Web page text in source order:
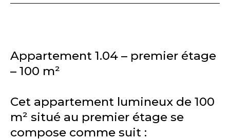
Appartement 1.04 – premier étage
– 100 m²
Cet appartement lumineux de 100
m² situé au premier étage se
compose comme suit :